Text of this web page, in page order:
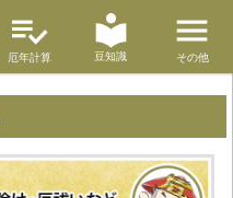
厄年計算 豆知識 その他